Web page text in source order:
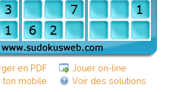
en PDF
Jouer on-line
ton mobile
Voir des solutions